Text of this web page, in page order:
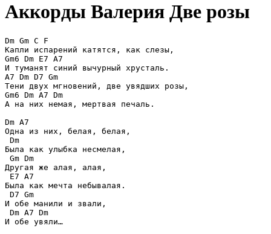
Аккорды Валерия Две розы
Dm Gm C F
Капли испарений катятся, как слезы,
Gm6 Dm E7 A7
И туманят синий вычурный хрусталь.
A7 Dm D7 Gm
Тени двух мгновений, две увядших розы,
Gm6 Dm A7 Dm
А на них немая, мертвая печаль.
Dm A7
Одна из них, белая, белая,
Dm
Была как улыбка несмелая,
Gm Dm
Другая же алая, алая,
E7 A7
Была как мечта небывалая.
D7 Gm
И обе манили и звали,
Dm A7 Dm
И обе увяли…